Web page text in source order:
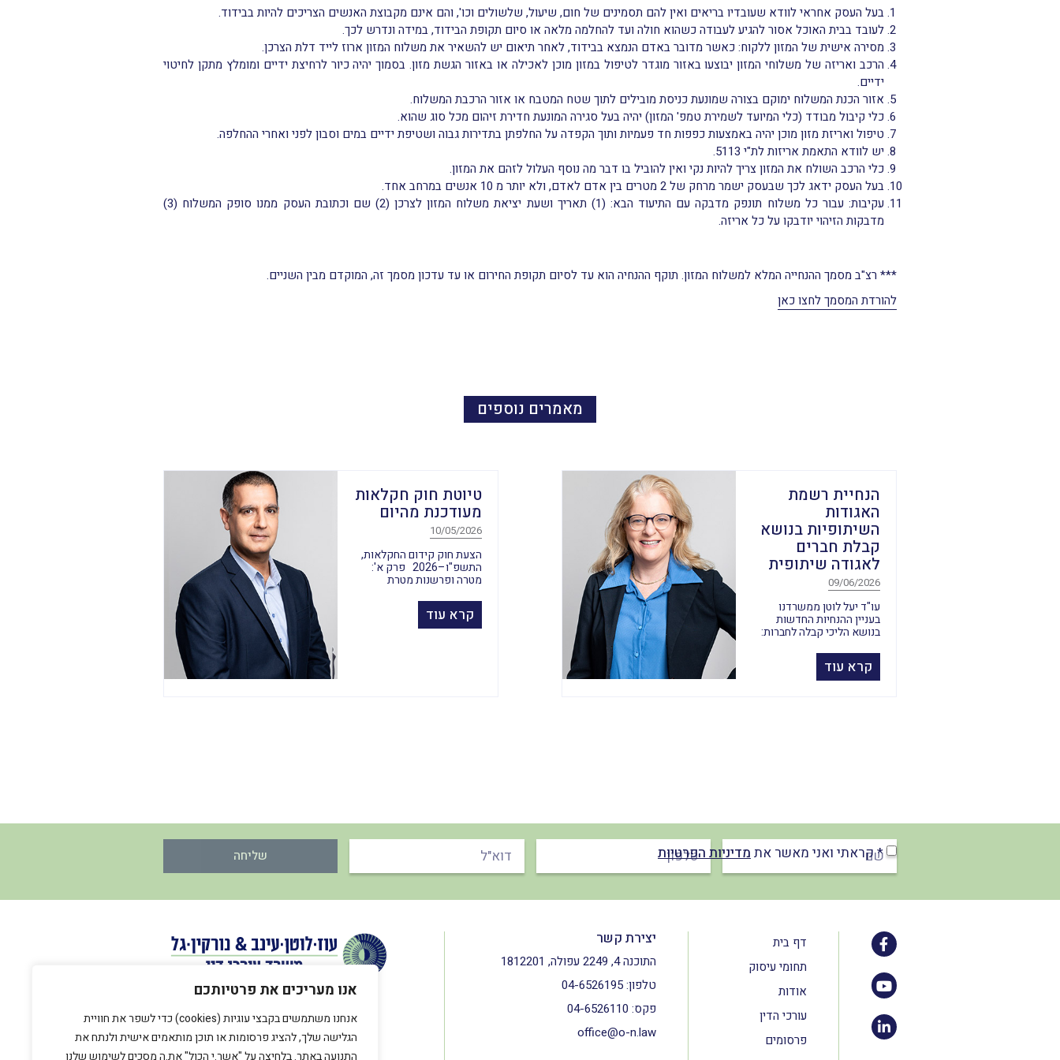
אנו מעריכים את פרטיותכם
אנחנו משתמשים בקבצי עוגיות (cookies) כדי לשפר את חוויית
הגלישה שלך, להציג פרסומות או תוכן מותאמים אישית ולנתח את
התנועה באתר. בלחיצה על "אשר.י הכול" את.ה מסכים לשימוש שלנו
בעל העסק אחראי לוודא שעובדיו בריאים ואין להם תסמינים של חום, שיעול, שלשולים וכו', והם אינם מקבוצת האנשים הצריכים להיות בבידוד.
לעובד בבית האוכל אסור להגיע לעבודה כשהוא חולה ועד להחלמה מלאה או סיום תקופת הבידוד, במידה ונדרש לכך.
מסירה אישית של המזון ללקוח: כאשר מדובר באדם הנמצא בבידוד, לאחר תיאום יש להשאיר את משלוח המזון ארוז לייד דלת הצרכן.
הרכב ואריזה של משלוחי המזון יבוצעו באזור מוגדר לטיפול במזון מוכן לאכילה או באזור הגשת מזון. בסמוך יהיה כיור לרחיצת ידיים ומומלץ מתקן לחיטוי
ידיים.
אזור הכנת המשלוח ימוקם בצורה שמונעת כניסת מובילים לתוך שטח המטבח או אזור הרכבת המשלוח.
כלי קיבול מבודד (כלי המיועד לשמירת טמפ' המזון) יהיה בעל סגירה המונעת חדירת זיהום מכל סוג שהוא.
טיפול ואריזת מזון מוכן יהיה באמצעות כפפות חד פעמיות ותוך הקפדה על החלפתן בתדירות גבוה ושטיפת ידיים במים וסבון לפני ואחרי ההחלפה.
יש לוודא התאמת אריזות לת"י 5113.
כלי הרכב השולח את המזון צריך להיות נקי ואין להוביל בו דבר מה נוסף העלול לזהם את המזון.
בעל העסק ידאג לכך שבעסק ישמר מרחק של 2 מטרים בין אדם לאדם, ולא יותר מ 10 אנשים במרחב אחד.
עקיבות: עבור כל משלוח תונפק מדבקה עם התיעוד הבא: (1) תאריך ושעת יציאת משלוח המזון לצרכן (2) שם וכתובת העסק ממנו סופק המשלוח (3)
מדבקות הזיהוי יודבקו על כל אריזה.
*** רצ"ב מסמך ההנחייה המלא למשלוח המזון. תוקף ההנחיה הוא עד לסיום תקופת החירום או עד עדכון מסמך זה, המוקדם מבין השניים.
להורדת המסמך לחצו כאן
מאמרים נוספים
הנחיית רשמת
האגודות
השיתופיות בנושא
קבלת חברים
לאגודה שיתופית
09/06/2026
עו"ד יעל לוטן ממשרדנו
בעניין ההנחיות החדשות
בנושא הליכי קבלה לחברות:
קרא עוד
טיוטת חוק חקלאות
מעודכנת מהיום
10/05/2026
הצעת חוק קידום החקלאות,
התשפ"ו–2026 פרק א':
מטרה ופרשנות מטרת
קרא עוד
* קראתי ואני מאשר את מדיניות הפרטיות שליחה
דף בית
תחומי עיסוק
אודות
עורכי הדין
פרסומים
יצירת קשר
התוכנה 4, 2249 עפולה, 1812201
טלפון:04-6526195
פקס: 04-6526110
office@o-n.law